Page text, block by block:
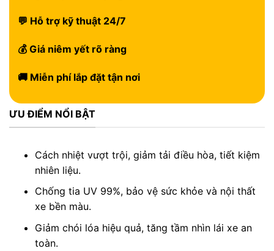
💬 Hỗ trợ kỹ thuật 24/7
💰 Giá niêm yết rõ ràng
🚚 Miễn phí lắp đặt tận nơi
ƯU ĐIỂM NỔI BẬT
Cách nhiệt vượt trội, giảm tải điều hòa, tiết kiệm
nhiên liệu.
Chống tia UV 99%, bảo vệ sức khỏe và nội thất
xe bền màu.
Giảm chói lóa hiệu quả, tăng tầm nhìn lái xe an
toàn.